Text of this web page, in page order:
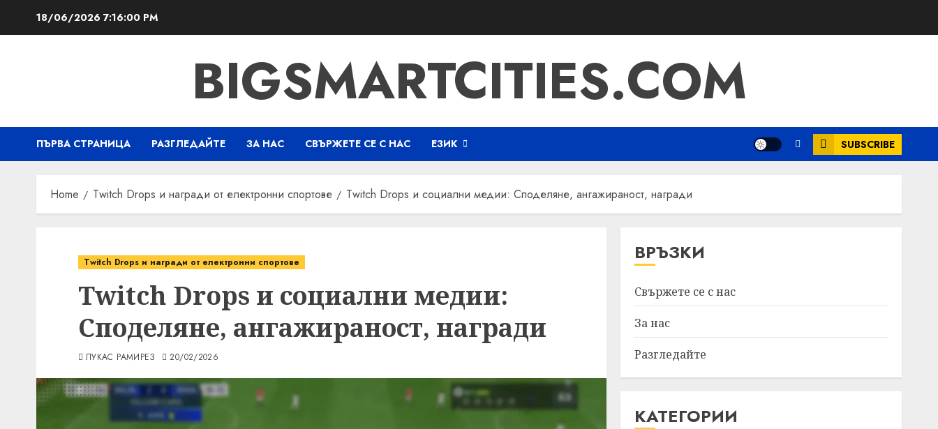
18/06/2026 7:16:01 PM
BIGSMARTCITIES.COM
ПЪРВА СТРАНИЦА РАЗГЛЕДАЙТЕ ЗА НАС СВЪРЖЕТЕ СЕ С НАС ЕЗИК SUBSCRIBE
Home Twitch Drops и награди от електронни спортове Twitch Drops и социални медии: Споделяне, ангажираност, награди
Twitch Drops и награди от електронни спортове
Twitch Drops и социални медии:
Споделяне, ангажираност, награди
ЛУКАС РАМИРЕЗ 20/02/2026
ВРЪЗКИ
Свържете се с нас
За нас
Разгледайте
КАТЕГОРИИ